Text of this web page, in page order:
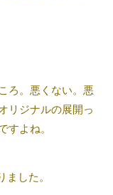
ろ。悪くない。悪
リジナルの展開っ
すよね。
ました。